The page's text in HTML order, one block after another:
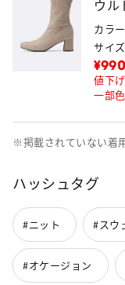
ウル
カラ
サイ
¥990
値下げ
一部
※掲載されていない着
ハッシュタグ
#ニット #スウ
#オケージョン